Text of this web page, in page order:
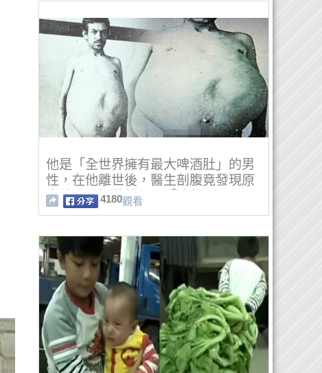
他是「全世界擁有最大啤酒肚」的男
性，在他離世後，醫生剖腹竟發現原
來他肚子裡裝的都是「這些」！
4180觀看